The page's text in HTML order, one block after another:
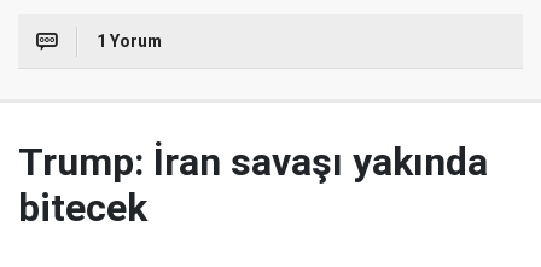
1 Yorum
Trump: İran savaşı yakında
bitecek